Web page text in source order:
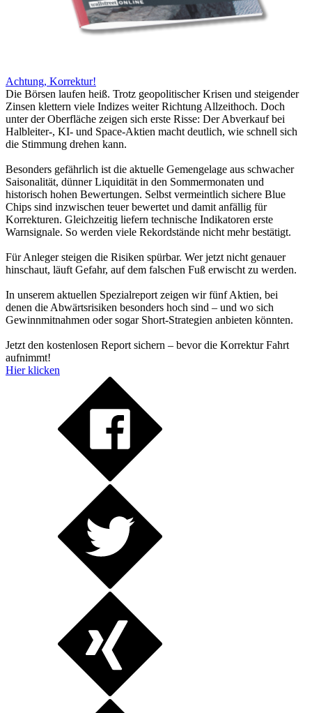
Achtung, Korrektur!
Die Börsen laufen heiß. Trotz geopolitischer Krisen und steigender
Zinsen klettern viele Indizes weiter Richtung Allzeithoch. Doch
unter der Oberfläche zeigen sich erste Risse: Der Abverkauf bei
Halbleiter-, KI- und Space-Aktien macht deutlich, wie schnell sich
die Stimmung drehen kann.
Besonders gefährlich ist die aktuelle Gemengelage aus schwacher
Saisonalität, dünner Liquidität in den Sommermonaten und
historisch hohen Bewertungen. Selbst vermeintlich sichere Blue
Chips sind inzwischen teuer bewertet und damit anfällig für
Korrekturen. Gleichzeitig liefern technische Indikatoren erste
Warnsignale. So werden viele Rekordstände nicht mehr bestätigt.
Für Anleger steigen die Risiken spürbar. Wer jetzt nicht genauer
hinschaut, läuft Gefahr, auf dem falschen Fuß erwischt zu werden.
In unserem aktuellen Spezialreport zeigen wir fünf Aktien, bei
denen die Abwärtsrisiken besonders hoch sind – und wo sich
Gewinnmitnahmen oder sogar Short-Strategien anbieten könnten.
Jetzt den kostenlosen Report sichern – bevor die Korrektur Fahrt
aufnimmt!
Hier klicken